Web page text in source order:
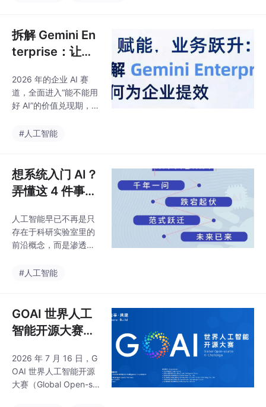
话延伸到多步操作的时
候，情况就更加复杂
了。所以我就想着，不
出来实际跑一遍，看看
它们真实表现到底如
何，也好给自己找个手
拆解 Gemini En
terprise：让企
具升级为统一工
作入口
2026 年的企业 AI 赛
道，全面进入“能不能用
好 AI”的价值兑现期，G
月的 Next 2026 大会上
新战略，将 Gemini Ent
erprise Agent Platform
定位为 Vertex AI 的进
企业 AI 落地的普遍痛
点。
#人工智能
想系统入门 AI？
弄懂这 4 件事就
人工智能早已不再是只
存在于科研实验室里的
前沿概念，而是渗透进
工业生产、医疗教育等
对话工具、一键生成图
文视频的创作软件，还
是工厂里自动作业的机
的车辆，背后都离不开
AI 技术的支撑。
#人工智能
GOAI 世界人工
智能开源大赛官
名正式开启
2026 年 7 月 16 日，G
OAI 世界人工智能开源
大赛（Global Open-so